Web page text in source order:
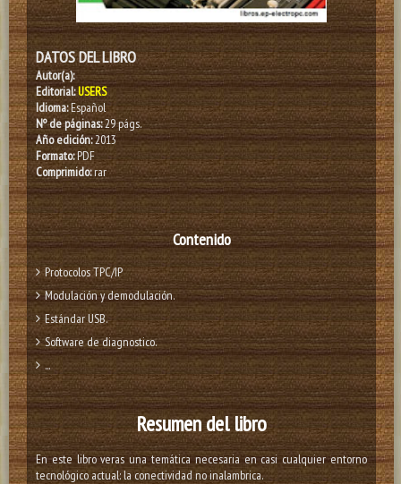
DATOS DEL LIBRO
Autor(a):
Editorial:USERS
Idioma:Español
Nº de páginas:29 págs.
Año edición:2013
Formato:PDF
Comprimido:rar
Contenido
Protocolos TPC/IP
Modulación y demodulación.
Estándar USB.
Software de diagnostico.
...
Resumen del libro
En este libro veras una temática necesaria en casi cualquier entorno
tecnológico actual: la conectividad no inalambrica.